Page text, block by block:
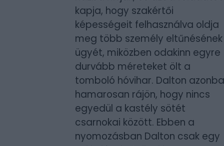
kapja, hogy szakértői
képességeit felhasználva oldja
meg több személy eltűnésének
ügyét, miközben odakinn egyre
durvább méreteket ölt a
tomboló hóvihar. Dalton
hamarosan rájön, hogy nincs
egyedül a kastély sötét
csarnokai között. Ebben a
nyomozásban Dalton csak egy